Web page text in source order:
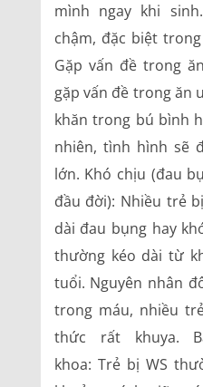
mình ngay khi
chậm, đặc biệt
Gặp vấn đề trong
gặp vấn đề trong ăn
khăn trong bú bình
nhiên, tình hình sẽ
lớn. Khó chịu (đau
đầu đời): Nhiều trẻ
dài đau bụng hay
thường kéo dài từ
tuổi. Nguyên nhân
trong máu, nhiều
thức rất khuya.
khoa: Trẻ bị WS